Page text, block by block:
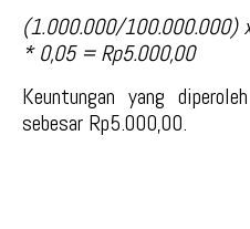
(1.000.000/100.000.000)
* 0,05 = Rp5.000,00
Keuntungan yang
sebesar Rp5.000,00.